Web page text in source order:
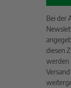
Bei der
diesen
werden